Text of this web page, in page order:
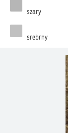
szary
srebrny